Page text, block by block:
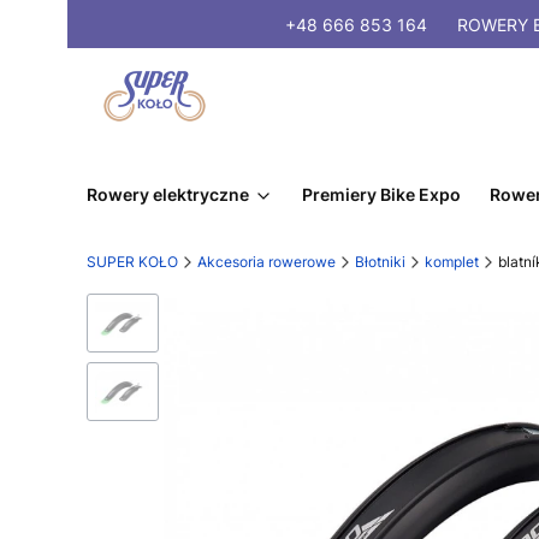
+48 666 853 164 ROWERY
Rowery elektryczne Premiery Bike Expo
SUPER KOŁO Akcesoria rowerowe Błotniki komplet